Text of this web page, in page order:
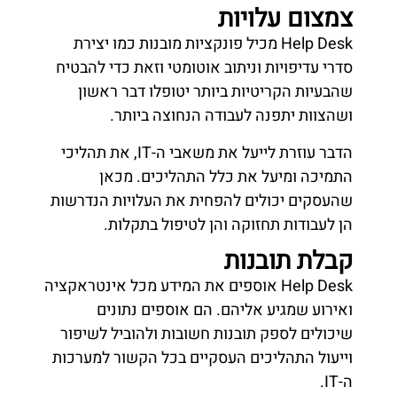
צמצום עלויות
Help Desk מכיל פונקציות מובנות כמו יצירת
סדרי עדיפויות וניתוב אוטומטי וזאת כדי להבטיח
שהבעיות הקריטיות ביותר יטופלו דבר ראשון
ושהצוות יתפנה לעבודה הנחוצה ביותר.
הדבר עוזרת לייעל את משאבי ה-IT, את תהליכי
התמיכה ומיעל את כלל התהליכים. מכאן
שהעסקים יכולים להפחית את העלויות הנדרשות
הן לעבודות תחזוקה והן לטיפול בתקלות.
קבלת תובנות
Help Desk אוספים את המידע מכל אינטראקציה
ואירוע שמגיע אליהם. הם אוספים נתונים
שיכולים לספק תובנות חשובות ולהוביל לשיפור
וייעול התהליכים העסקיים בכל הקשור למערכות
ה-IT.